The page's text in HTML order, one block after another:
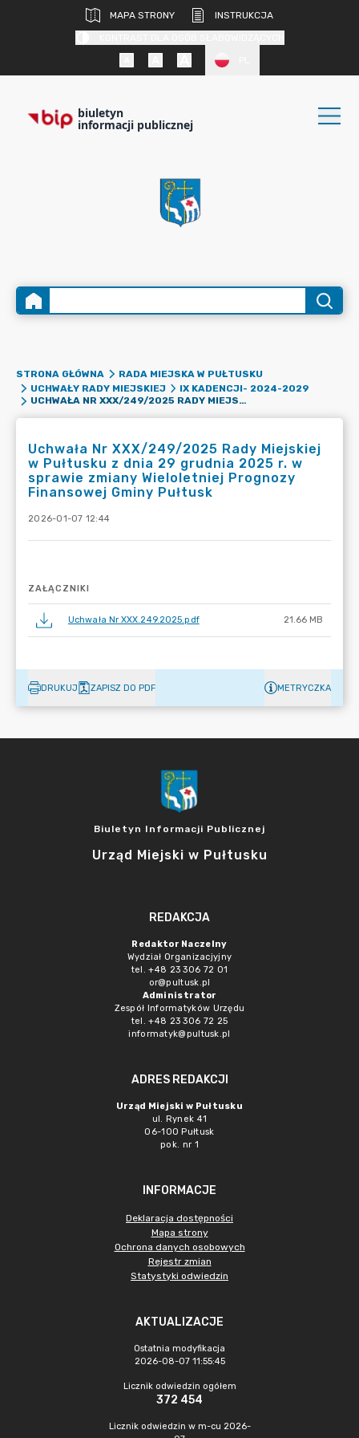
MAPA STRONY
INSTRUKCJA
biuletyn
informacji publicznej
STRONA GŁÓWNA
RADA MIEJSKA W PUŁTUSKU
UCHWAŁY RADY MIEJSKIEJ
IX KADENCJI- 2024-2029
UCHWAŁA NR XXX/249/2025 RADY MIEJSKIEJ W PUŁTUSKU Z DNIA 29 GRUDNIA 2025 R. W SPRAWIE ZMIANY WIELOLETNIEJ PROGNOZY FINANSOWEJ GMINY PUŁTUSK
Uchwała Nr XXX/249/2025 Rady Miejskiej
w Pułtusku z dnia 29 grudnia 2025 r. w
sprawie zmiany Wieloletniej Prognozy
Finansowej Gminy Pułtusk
2026-01-07 12:44
ZAŁĄCZNIKI
Uchwała Nr XXX.249.2025.pdf 21.66 MB
DRUKUJ ZAPISZ DO PDF METRYCZKA
Biuletyn Informacji Publicznej
Urząd Miejski w Pułtusku
REDAKCJA
Redaktor Naczelny
Wydział Organizacjyjny
tel. +48 23 306 72 01
or@pultusk.pl
Administrator
Zespół Informatyków Urzędu
tel. +48 23 306 72 25
informatyk@pultusk.pl
ADRES REDAKCJI
Urząd Miejski w Pułtusku
ul. Rynek 41
06-100 Pułtusk
pok. nr 1
INFORMACJE
Deklaracja dostępności
Mapa strony
Ochrona danych osobowych
Rejestr zmian
Statystyki odwiedzin
AKTUALIZACJE
Ostatnia modyfikacja
2026-08-07 11:55:45
Licznik odwiedzin ogółem
372 454
Licznik odwiedzin w m-cu 2026-